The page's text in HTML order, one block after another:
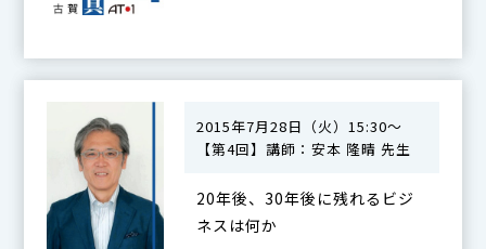
2015年7月28日（火）15:30～
【第4回】講師：安本 隆晴 先生
20年後、30年後に残れるビジ
ネスは何か